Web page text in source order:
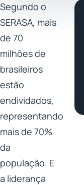
Segundo o
SERASA, mais
de 70
milhões de
brasileiros
estão
endividados,
representando
mais de 70%
da
população. E
a liderança